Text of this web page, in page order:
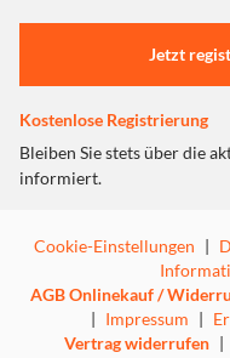
Professionelle
Fortschrittliches 8K-
Verbesserte Gaming-
Dein Audiosystem
Schaltzentrale.
Einstellungen anpassen
Jetzt
Kostenlose Registrierung
Bleiben Sie stets über die
informiert.
Cookie-Einstellungen |
AGB Onlinekauf /
| Impressum |
Vertrag widerrufen |